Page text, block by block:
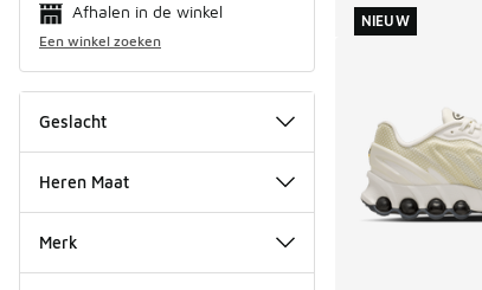
Afhalen in de winkel
Een winkel zoeken
Geslacht
Heren Maat
Merk
NIEUW